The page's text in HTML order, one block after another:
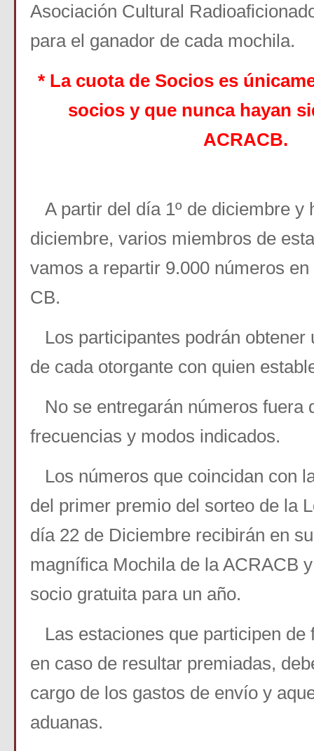
Asociación Cultural
para el ganador de cada mochila.
* La cuota de Socios es
socios y que nunca hayan
ACRACB.
A partir del día 1º de diciembre y
diciembre, varios miembros de
vamos a repartir 9.000 números
CB.
Los participantes podrán obtener
de cada otorgante con quien
No se entregarán números fuera
frecuencias y modos indicados.
Los números que coincidan con
del primer premio del sorteo de la
día 22 de Diciembre recibirán en
magnífica Mochila de la ACRACB
socio gratuita para un año.
Las estaciones que participen de
en caso de resultar premiadas,
cargo de los gastos de envío y
aduanas.